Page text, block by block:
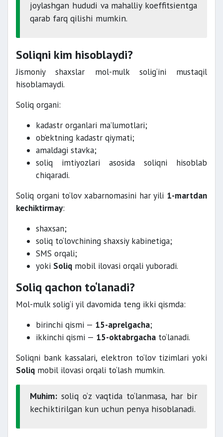
joylashgan hududi va mahalliy koeffitsientga
qarab farq qilishi mumkin.
Soliqni kim hisoblaydi?
Jismoniy shaxslar mol-mulk solig‘ini mustaqil
hisoblamaydi.
Soliq organi:
kadastr organlari ma’lumotlari;
ob’ektning kadastr qiymati;
amaldagi stavka;
soliq imtiyozlari asosida soliqni hisoblab
chiqaradi.
Soliq organi to‘lov xabarnomasini har yili 1-martdan
kechiktirmay:
shaxsan;
soliq to‘lovchining shaxsiy kabinetiga;
SMS orqali;
yoki Soliq mobil ilovasi orqali yuboradi.
Soliq qachon to‘lanadi?
Mol-mulk solig‘i yil davomida teng ikki qismda:
birinchi qismi — 15-aprelgacha;
ikkinchi qismi — 15-oktabrgacha to‘lanadi.
Soliqni bank kassalari, elektron to‘lov tizimlari yoki
Soliq mobil ilovasi orqali to‘lash mumkin.
Muhim: soliq o‘z vaqtida to‘lanmasa, har bir
kechiktirilgan kun uchun penya hisoblanadi.